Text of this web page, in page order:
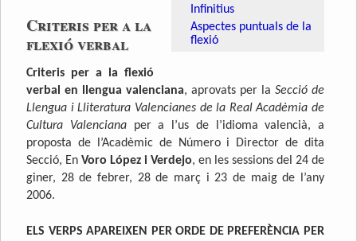
Infinitius
Aspectes puntuals de la
flexió
Criteris per a la
flexió verbal
Criteris per a la flexió
verbal en llengua valenciana, aprovats per la Secció de
Llengua i Lliteratura Valencianes de la Real Acadèmia de
Cultura Valencianaper a l’us de l’idioma valencià, a
proposta de l’Acadèmic de Número i Director de dita
Secció, En Voro López i Verdejo, en les sessions del 24 de
giner, 28 de febrer, 28 de març i 23 de maig de l’any
2006.
ELS VERPS APAREIXEN PER ORDE DE PREFERÈNCIA PER